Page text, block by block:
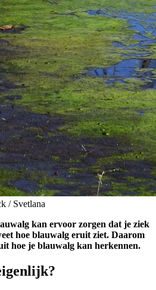
/ Svetlana
kan ervoor zorgen dat je ziek
hoe blauwalg eruit ziet. Daarom
hoe je blauwalg kan herkennen.